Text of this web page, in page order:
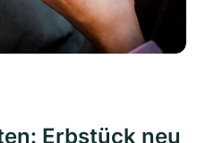
Erbstück neu